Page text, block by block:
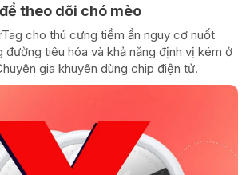
theo dõi chó mèo
cho thú cưng tiềm ẩn nguy cơ nuốt
đường tiêu hóa và khả năng định vị kém ở
gia khuyên dùng chip điện tử.